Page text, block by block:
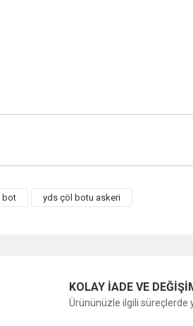
bot yds çöl botu askeri
KOLAY İADE VE
Ürününüzle ilgili süreçlerde